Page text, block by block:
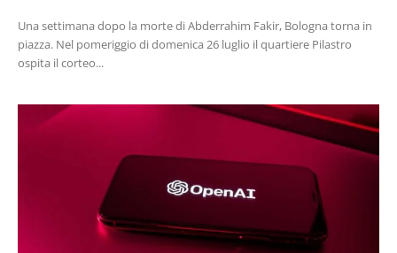
Una settimana dopo la morte di Abderrahim Fakir, Bologna torna in
piazza. Nel pomeriggio di domenica 26 luglio il quartiere Pilastro
ospita il corteo...